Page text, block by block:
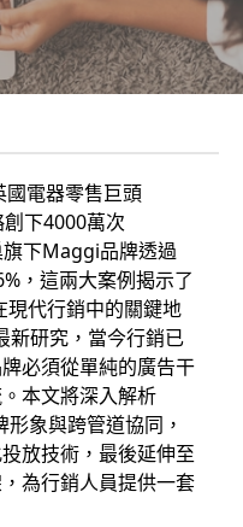
電器零售巨頭
下4000萬次
下Maggi品牌透過
，這兩大案例揭示了
現代行銷中的關鍵地
新研究，當今行銷已
必須從單純的廣告干
本文將深入解析
形象與跨管道協同，
放技術，最後延伸至
為行銷人員提供一套